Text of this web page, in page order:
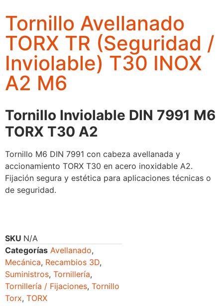
Tornillo Avellanado
TORX TR (Seguridad /
Inviolable) T30 INOX
A2 M6
Tornillo Inviolable DIN 7991 M6
TORX T30 A2
Tornillo M6 DIN 7991 con cabeza avellanada y
accionamiento TORX T30 en acero inoxidable A2.
Fijación segura y estética para aplicaciones técnicas o
de seguridad.
SKU N/A
Categorías Avellanado,
Mecánica, Recambios 3D,
Suministros, Tornillería,
Tornillería / Fijaciones, Tornillo
Torx, TORX